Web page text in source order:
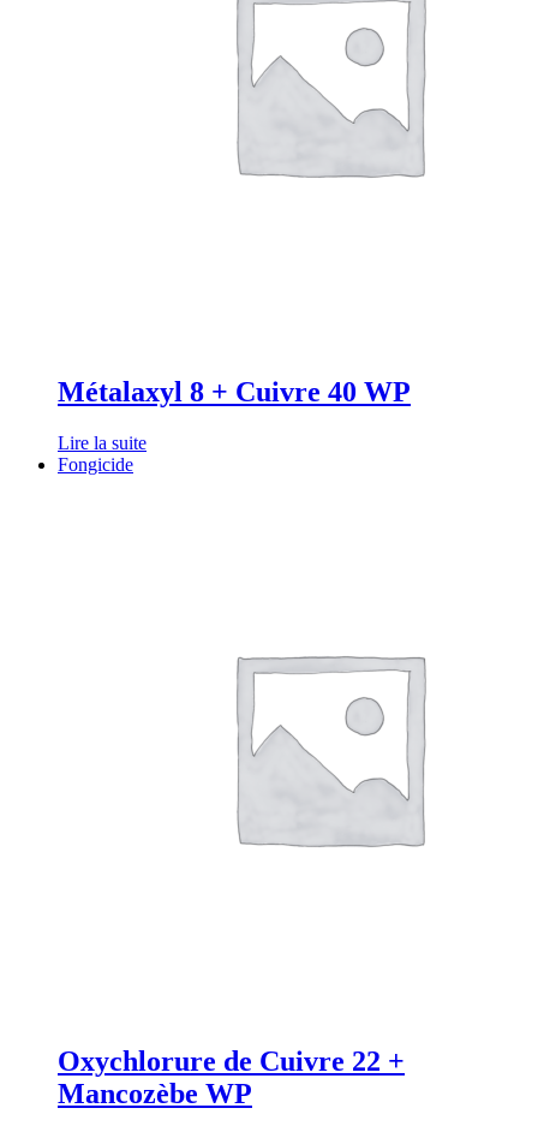
Métalaxyl 8 + Cuivre 40 WP
Lire la suite
Fongicide
Oxychlorure de Cuivre 22 +
Mancozèbe WP